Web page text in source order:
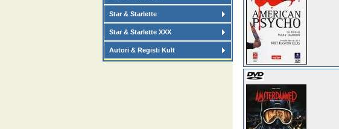
Star & Starlette
Star & Starlette XXX
Autori & Registi Kult